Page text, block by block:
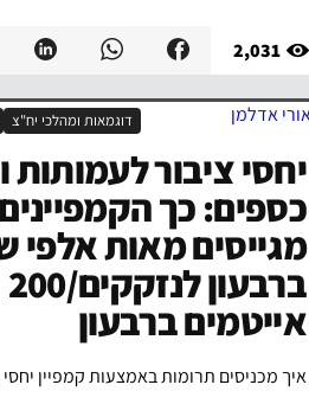
2,031
דוגמאות ומהלכי יח"צ
יחסי ציבור לעמותות
כספים: כך
מגייסים מאות אלפי
ברבעון לנזקקים/200
אייטמים ברבעון
איך מכניסים תרומות באמצעות קמפיין יחסי